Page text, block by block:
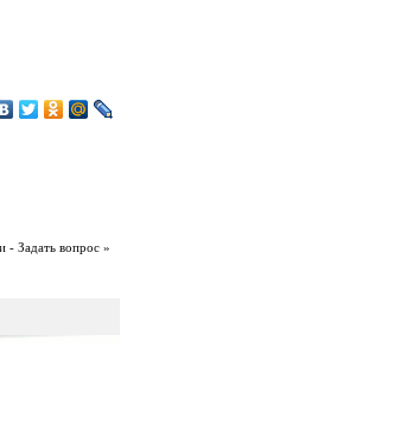
- Задать вопрос »